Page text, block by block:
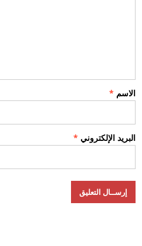
الاسم *
البريد الإلكتروني *